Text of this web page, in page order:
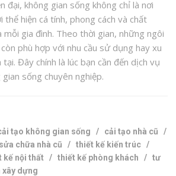
đại, không gian sống không chỉ là nơi
thể hiện cá tính, phong cách và chất
mỗi gia đình. Theo thời gian, những ngôi
phù hợp với nhu cầu sử dụng hay xu
Đây chính là lúc bạn cần đến dịch vụ
sống chuyên nghiệp.
tạo không gian sống / cải tạo nhà cũ /
sửa chữa nhà cũ /thiết kế kiến trúc /
kế nội thất /thiết kế phòng khách /tư
xây dựng